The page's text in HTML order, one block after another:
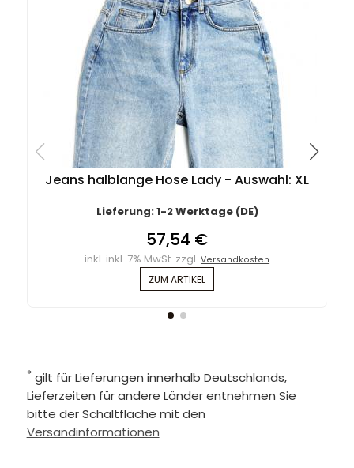
Jeans halblange Hose Lady - Auswahl: XL
Lieferung: 1-2 Werktage (DE)
57,54 €
inkl. inkl. 7% MwSt. zzgl.Versandkosten
ZUM ARTIKEL
* gilt für Lieferungen innerhalb Deutschlands,
Lieferzeiten für andere Länder entnehmen Sie
bitte der Schaltfläche mit den
Versandinformationen